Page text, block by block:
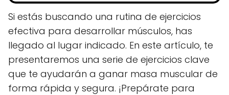
Si estás buscando una rutina de ejercicios
efectiva para desarrollar músculos, has
llegado al lugar indicado. En este artículo, te
presentaremos una serie de ejercicios clave
que te ayudarán a ganar masa muscular de
forma rápida y segura. ¡Prepárate para